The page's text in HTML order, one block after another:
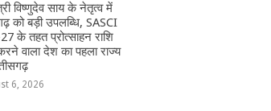
विष्णुदेव साय के नेतृत्व में
को बड़ी उपलब्धि, SASCI
के तहत प्रोत्साहन राशि
वाला देश का पहला राज्य
6, 2026